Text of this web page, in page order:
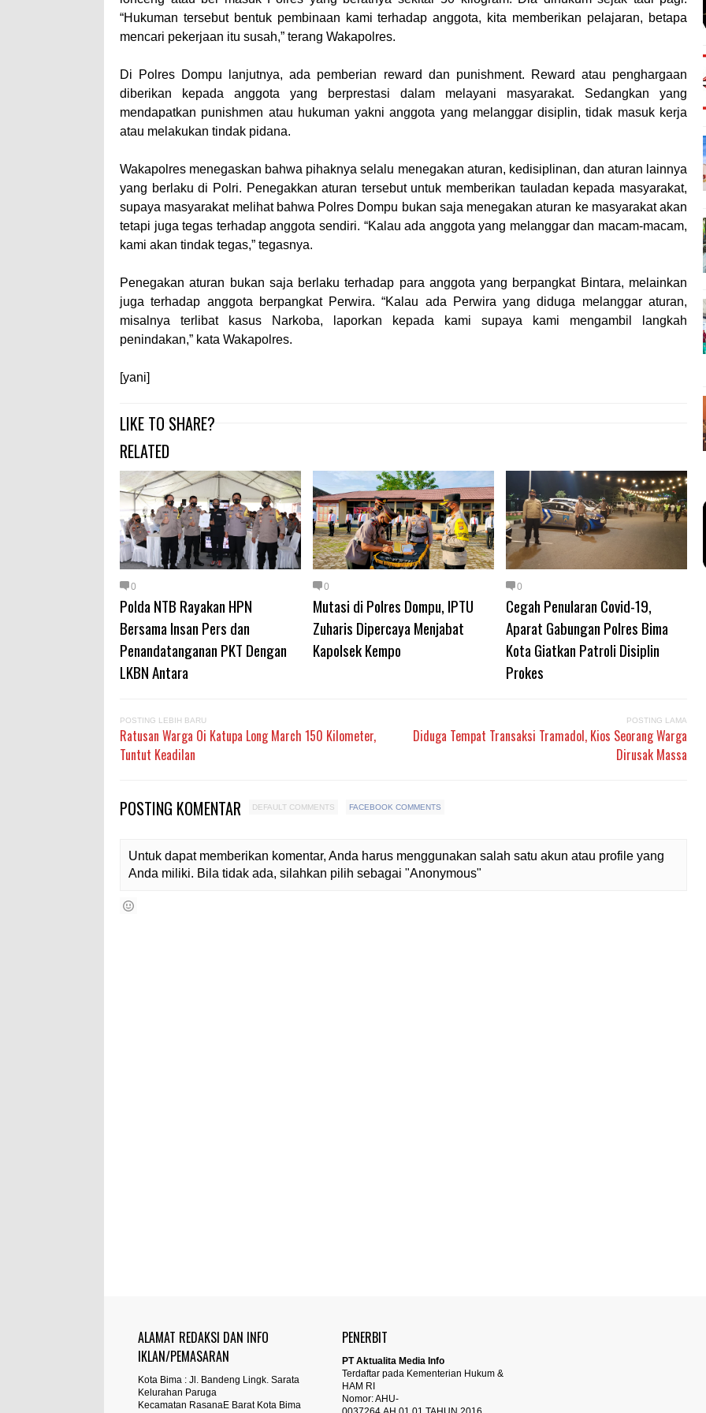
“Hukuman tersebut bentuk pembinaan kami terhadap anggota, kita memberikan pelajaran, betapa
mencari pekerjaan itu susah,” terang Wakapolres.
Di Polres Dompu lanjutnya, ada pemberian reward dan punishment. Reward atau penghargaan
diberikan kepada anggota yang berprestasi dalam melayani masyarakat. Sedangkan yang
mendapatkan punishmen atau hukuman yakni anggota yang melanggar disiplin, tidak masuk kerja
atau melakukan tindak pidana.
Wakapolres menegaskan bahwa pihaknya selalu menegakan aturan, kedisiplinan, dan aturan lainnya
yang berlaku di Polri. Penegakkan aturan tersebut untuk memberikan tauladan kepada masyarakat,
supaya masyarakat melihat bahwa Polres Dompu bukan saja menegakan aturan ke masyarakat akan
tetapi juga tegas terhadap anggota sendiri. “Kalau ada anggota yang melanggar dan macam-macam,
kami akan tindak tegas,” tegasnya.
Penegakan aturan bukan saja berlaku terhadap para anggota yang berpangkat Bintara, melainkan
juga terhadap anggota berpangkat Perwira. “Kalau ada Perwira yang diduga melanggar aturan,
misalnya terlibat kasus Narkoba, laporkan kepada kami supaya kami mengambil langkah
penindakan,” kata Wakapolres.
[yani]
LIKE TO SHARE?
RELATED
0
Polda NTB Rayakan HPN
Bersama Insan Pers dan
Penandatanganan PKT Dengan
LKBN Antara
0
Mutasi di Polres Dompu, IPTU
Zuharis Dipercaya Menjabat
Kapolsek Kempo
0
Cegah Penularan Covid-19,
Aparat Gabungan Polres Bima
Kota Giatkan Patroli Disiplin
Prokes
POSTING LEBIH BARU
Ratusan Warga Oi Katupa Long March 150 Kilometer,
Tuntut Keadilan
POSTING LAMA
Diduga Tempat Transaksi Tramadol, Kios Seorang Warga
Dirusak Massa
POSTING KOMENTAR DEFAULT COMMENTS FACEBOOK COMMENTS
Untuk dapat memberikan komentar, Anda harus menggunakan salah satu akun atau profile yang
Anda miliki. Bila tidak ada, silahkan pilih sebagai "Anonymous"
ALAMAT REDAKSI DAN INFO
IKLAN/PEMASARAN
Kota Bima : Jl. Bandeng Lingk. Sarata
Kelurahan Paruga
Kecamatan RasanaE Barat Kota Bima
PENERBIT
PT Aktualita Media Info
Terdaftar pada Kementerian Hukum &
HAM RI
Nomor: AHU-